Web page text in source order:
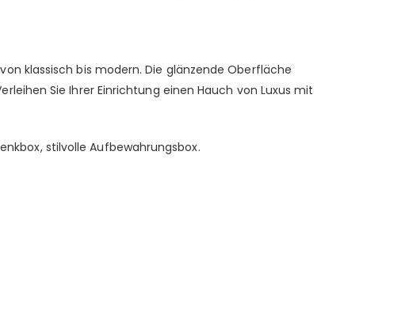
klassisch bis modern. Die glänzende Oberfläche
Sie Ihrer Einrichtung einen Hauch von Luxus mit
stilvolle Aufbewahrungsbox.